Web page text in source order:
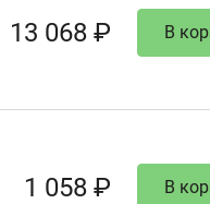
13 068 ₽ В
1 058 ₽ В